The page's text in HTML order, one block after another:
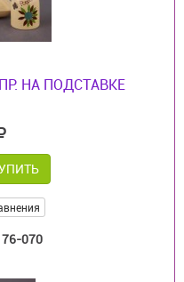
НА ПОДСТАВКЕ
76-070